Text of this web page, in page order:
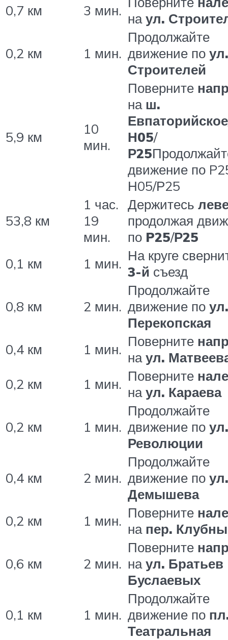
0,7 км 3 мин. наул.
0,2 км 1 мин.
Продолжайте
движение по ул.
Строителей
5,9 км
10
мин.
Поверните
на ш.
Евпаторийское
Н05/
Р25
движение по
Н05/Р25
53,8 км
1 час.
19
мин.
Держитесь
продолжая
по P25/Р25
0,1 км
1 мин. На круге
3-й съезд
0,8 км 2 мин.
Продолжайте
движение по ул.
Перекопская
0,4 км
1 мин. Поверните
наул.
0,2 км
1 мин. Поверните
наул. Караева
0,2 км 1 мин.
Продолжайте
движение по ул.
Революции
0,4 км 2 мин.
Продолжайте
движение по ул.
Демышева
0,2 км
1 мин. Поверните
на пер.
0,6 км 2 мин.
Поверните
наул. Братьев
Буслаевых
0,1 км 1 мин.
Продолжайте
движение по
Театральная